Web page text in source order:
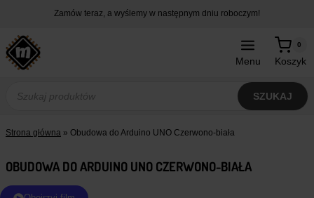
treści
Zamów teraz, a wyślemy w następnym dniu roboczym!
Menu Koszyk
0
produktów
SZUKAJ
Strona główna » Obudowa do Arduino UNO Czerwono-biała
OBUDOWA DO ARDUINO UNO CZERWONO-BIAŁA